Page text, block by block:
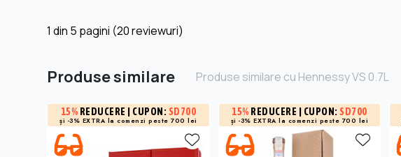
1 din 5 pagini (20 reviewuri)
Produse similare Produse similare cu Hennessy VS 0.7L
15% REDUCERE | CUPON: SD700
și -3% EXTRA la comenzi peste 700 lei
15% REDUCERE | CUPON:SD700
și -3% EXTRA la comenzi peste 700 lei